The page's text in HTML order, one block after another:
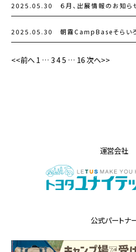
2025.05.30 ６月、出展情報のお知ら
2025.05.30 朝霧CampBaseそらい
<<前へ1 … 3 45 … 16 次へ>>
運営会社
公式パートナ